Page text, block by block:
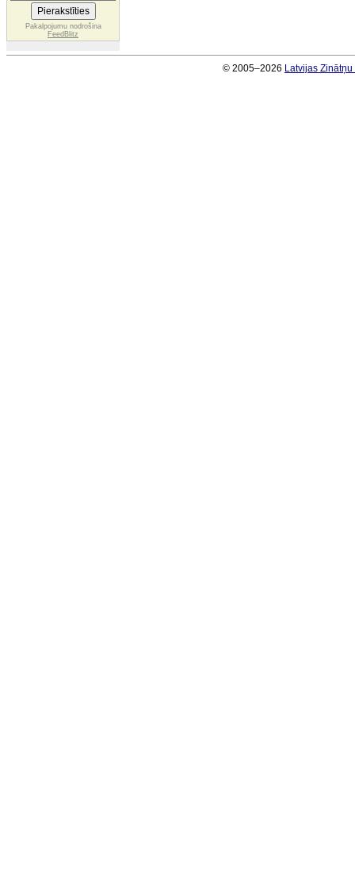
Pakalpojumu nodrošina
FeedBlitz
© 2005–2026 Latvijas